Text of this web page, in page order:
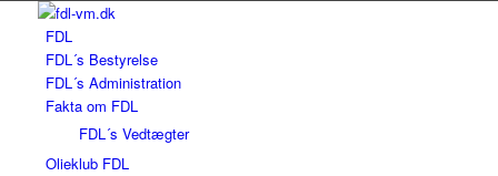
FDL
FDL´s Bestyrelse
FDL´s Administration
Fakta om FDL
FDL´s Vedtægter
Olieklub FDL